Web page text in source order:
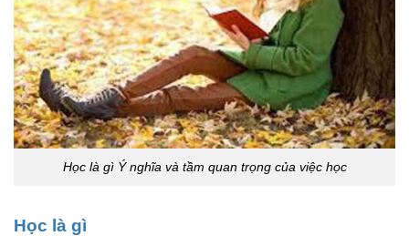
Học là gì Ý nghĩa và tầm quan trọng của việc học
Học là gì